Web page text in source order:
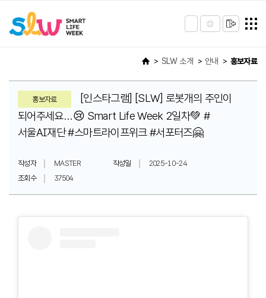
SLW 소개 안내 홍보자료
홍보자료
[인스타그램] [SLW] 로봇개의 주인이
되어주세요...😢 Smart Life Week 2일차💚 #
서울AI재단 #스마트라이프위크 #서포터즈🤗
작성자 MASTER 작성일
2025-10-24
조회수
37504